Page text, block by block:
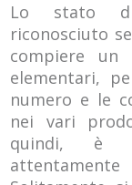
Lo stato di
riconosciuto
compiere un
elementari,
numero e le
nei vari
quindi, è